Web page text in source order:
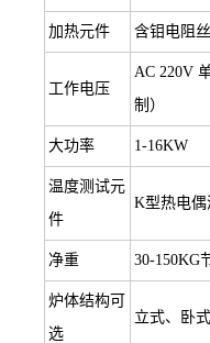
加热元件 含钼电阻丝
工作电压
AC 220V
制）
大功率 1-16KW
温度测试元
件
K型热电偶
净重 30-150KG
炉体结构可
选
立式、卧